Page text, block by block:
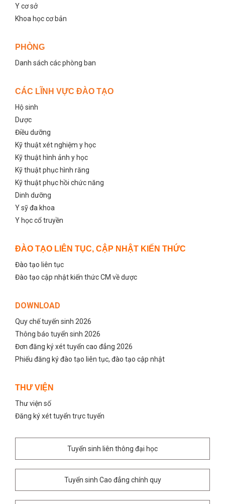
Y cơ sở
Khoa học cơ bản
PHÒNG
Danh sách các phòng ban
CÁC LĨNH VỰC ĐÀO TẠO
Hộ sinh
Dược
Điều dưỡng
Kỹ thuật xét nghiệm y học
Kỹ thuật hình ảnh y học
Kỹ thuật phục hình răng
Kỹ thuật phục hồi chức năng
Dinh dưỡng
Y sỹ đa khoa
Y học cổ truyền
ĐÀO TẠO LIÊN TỤC, CẬP NHẬT KIẾN THỨC
Đào tạo liên tục
Đào tạo cập nhật kiến thức CM về dược
DOWNLOAD
Quy chế tuyến sinh 2026
Thông báo tuyển sinh 2026
Đơn đăng ký xét tuyển cao đẳng 2026
Phiếu đăng ký đào tạo liên tục, đào tạo cập nhật
THƯ VIỆN
Thư viện số
Đăng ký xét tuyển trực tuyến
Tuyển sinh liên thông đại học
Tuyển sinh Cao đẳng chính quy